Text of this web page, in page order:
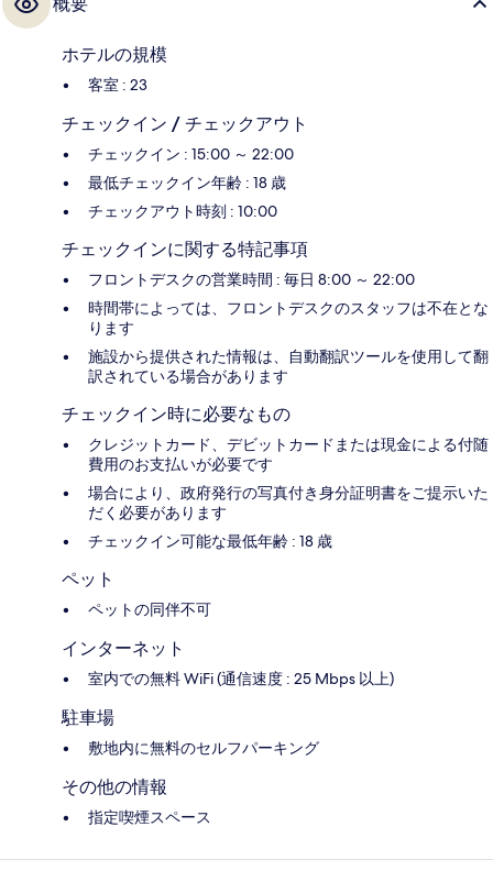
ホテルの規模
客室 : 23
チェックイン / チェックアウト
チェックイン : 15:00 ～ 22:00
最低チェックイン年齢 : 18 歳
チェックアウト時刻 : 10:00
チェックインに関する特記事項
フロントデスクの営業時間 : 毎日 8:00 ～ 22:00
時間帯によっては、フロントデスクのスタッフは不在とな
ります
施設から提供された情報は、自動翻訳ツールを使用して翻
訳されている場合があります
チェックイン時に必要なもの
クレジットカード、デビットカードまたは現金による付随
費用のお支払いが必要です
場合により、政府発行の写真付き身分証明書をご提示いた
だく必要があります
チェックイン可能な最低年齢 : 18 歳
ペット
ペットの同伴不可
インターネット
室内での無料 WiFi (通信速度 : 25 Mbps 以上)
駐車場
敷地内に無料のセルフパーキング
その他の情報
指定喫煙スペース